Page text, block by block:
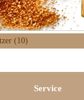
(10)
Service